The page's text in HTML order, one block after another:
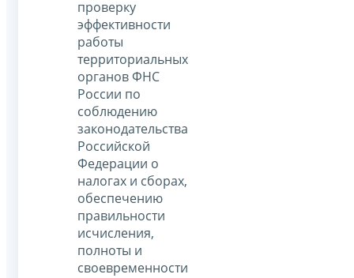
проверку
эффективности
работы
территориальных
органов ФНС
России по
соблюдению
законодательства
Российской
Федерации о
налогах и сборах,
обеспечению
правильности
исчисления,
полноты и
своевременности